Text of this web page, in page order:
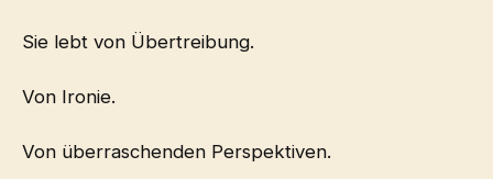
Sie lebt von Übertreibung.
Von Ironie.
Von überraschenden Perspektiven.